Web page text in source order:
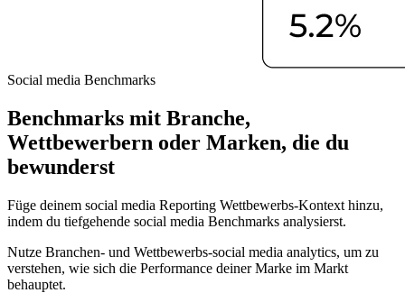
Social media Benchmarks
Benchmarks mit Branche,
Wettbewerbern oder Marken, die du
bewunderst
Füge deinem social media Reporting Wettbewerbs-Kontext hinzu,
indem du tiefgehende social media Benchmarks analysierst.
Nutze Branchen- und Wettbewerbs-social media analytics, um zu
verstehen, wie sich die Performance deiner Marke im Markt
behauptet.